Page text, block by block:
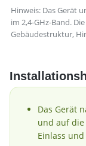
Hinweis: Das Gerät
im 2,4-GHz-Band.
Gebäudestruktur,
Das Gerät
und auf
Einlass